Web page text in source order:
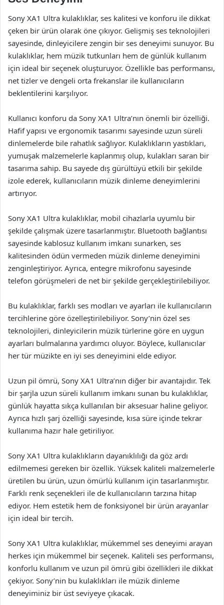
Sony XA1 Ultra kulaklıklar, ses kalitesi ve konforu ile dikkat
çeken bir ürün olarak öne çıkıyor. Gelişmiş ses teknolojileri
sayesinde, dinleyicilere zengin bir ses deneyimi sunuyor. Bu
kulaklıklar, hem müzik tutkunları hem de günlük kullanım
için ideal bir seçenek oluşturuyor. Özellikle bas performansı,
net tizler ve dengeli orta frekanslar ile kullanıcıların
beklentilerini karşılıyor.
Kullanıcı konforu da Sony XA1 Ultra’nın önemli bir özelliği.
Hafif yapısı ve ergonomik tasarımı sayesinde uzun süreli
dinlemelerde bile rahatlık sağlıyor. Kulaklıkların yastıkları,
yumuşak malzemelerle kaplanmış olup, kulakları saran bir
tasarıma sahip. Bu sayede dış gürültüyü etkili bir şekilde
izole ederek, kullanıcıların müzik dinleme deneyimlerini
artırıyor.
Sony XA1 Ultra kulaklıklar, mobil cihazlarla uyumlu bir
şekilde çalışmak üzere tasarlanmıştır. Bluetooth bağlantısı
sayesinde kablosuz kullanım imkanı sunarken, ses
kalitesinden ödün vermeden müzik dinleme deneyimini
zenginleştiriyor. Ayrıca, entegre mikrofonu sayesinde
telefon görüşmeleri de net bir şekilde gerçekleştirilebiliyor.
Bu kulaklıklar, farklı ses modları ve ayarları ile kullanıcıların
tercihlerine göre özelleştirilebiliyor. Sony’nin özel ses
teknolojileri, dinleyicilerin müzik türlerine göre en uygun
ayarları bulmalarına yardımcı oluyor. Böylece, kullanıcılar
her tür müzikte en iyi ses deneyimini elde ediyor.
Uzun pil ömrü, Sony XA1 Ultra’nın diğer bir avantajıdır. Tek
bir şarjla uzun süreli kullanım imkanı sunan bu kulaklıklar,
günlük hayatta sıkça kullanılan bir aksesuar haline geliyor.
Ayrıca hızlı şarj özelliği sayesinde, kısa süre içinde tekrar
kullanıma hazır hale getiriliyor.
Sony XA1 Ultra kulaklıkların dayanıklılığı da göz ardı
edilmemesi gereken bir özellik. Yüksek kaliteli malzemelerle
üretilen bu ürün, uzun ömürlü kullanım için tasarlanmıştır.
Farklı renk seçenekleri ile de kullanıcıların tarzına hitap
ediyor. Hem estetik hem de fonksiyonel bir ürün arayanlar
için ideal bir tercih.
Sony XA1 Ultra kulaklıklar, mükemmel ses deneyimi arayan
herkes için mükemmel bir seçenek. Kaliteli ses performansı,
konforlu kullanım ve uzun pil ömrü gibi özellikleri ile dikkat
çekiyor. Sony’nin bu kulaklıkları ile müzik dinleme
deneyiminiz bir üst seviyeye çıkacak.